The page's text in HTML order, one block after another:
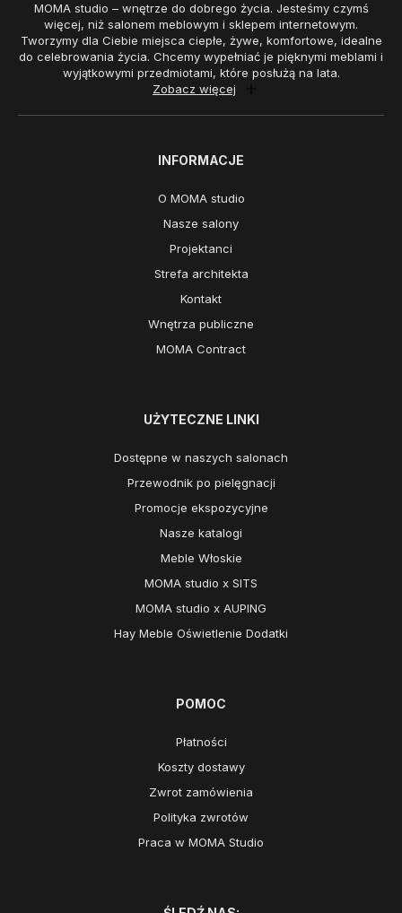
MOMA studio – wnętrze do dobrego życia. Jesteśmy czymś
więcej, niż salonem meblowym i sklepem internetowym.
Tworzymy dla Ciebie miejsca ciepłe, żywe, komfortowe, idealne
do celebrowania życia. Chcemy wypełniać je pięknymi meblami i
wyjątkowymi przedmiotami, które posłużą na lata.
Zobacz więcej
INFORMACJE
O MOMA studio
Nasze salony
Projektanci
Strefa architekta
Kontakt
Wnętrza publiczne
MOMA Contract
UŻYTECZNE LINKI
Dostępne w naszych salonach
Przewodnik po pielęgnacji
Promocje ekspozycyjne
Nasze katalogi
Meble Włoskie
MOMA studio x SITS
MOMA studio x AUPING
Hay Meble Oświetlenie Dodatki
POMOC
Płatności
Koszty dostawy
Zwrot zamówienia
Polityka zwrotów
Praca w MOMA Studio